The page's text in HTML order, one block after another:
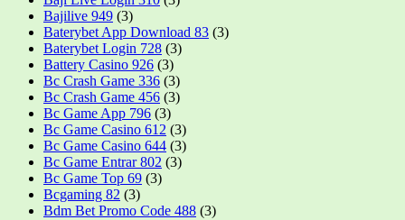
Bajilive 949 (3)
Baterybet App Download 83 (3)
Baterybet Login 728 (3)
Battery Casino 926 (3)
Bc Crash Game 336 (3)
Bc Crash Game 456 (3)
Bc Game App 796 (3)
Bc Game Casino 612 (3)
Bc Game Casino 644 (3)
Bc Game Entrar 802 (3)
Bc Game Top 69 (3)
Bcgaming 82 (3)
Bdm Bet Promo Code 488 (3)